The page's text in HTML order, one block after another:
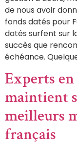
de nous avoir
fonds datés pour
datés surfent sur
succès que
échéance.
Experts
maintient
meilleurs
français